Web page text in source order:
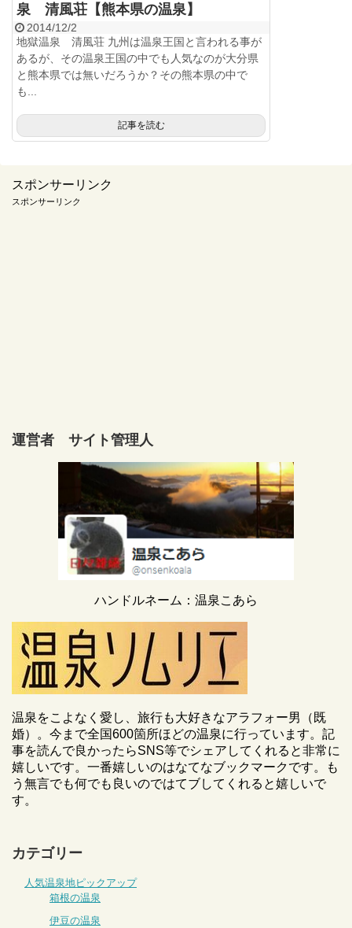
泉 清風荘【熊本県の温泉】
2014/12/2
地獄温泉 清風荘 九州は温泉王国と言われる事が
あるが、その温泉王国の中でも人気なのが大分県
と熊本県では無いだろうか？その熊本県の中で
も...
記事を読む
スポンサーリンク
スポンサーリンク
運営者 サイト管理人
ハンドルネーム：温泉こあら
温泉をこよなく愛し、旅行も大好きなアラフォー男（既
婚）。今まで全国600箇所ほどの温泉に行っています。記
事を読んで良かったらSNS等でシェアしてくれると非常に
嬉しいです。一番嬉しいのはなてなブックマークです。も
う無言でも何でも良いのではてブしてくれると嬉しいで
す。
カテゴリー
人気温泉地ピックアップ
箱根の温泉
伊豆の温泉